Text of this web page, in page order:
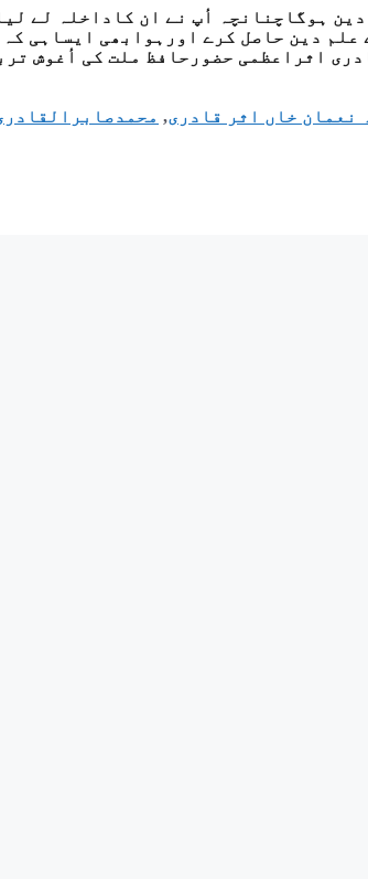
ہوگاچنانچہ أپ نے ان کاداخلہ لے
دین حاصل کرے اورہوابھی ایساہی کہ
اثراعظمی حضورحافظ ملت کی أغوش
نعمان خاں اثر قادری,